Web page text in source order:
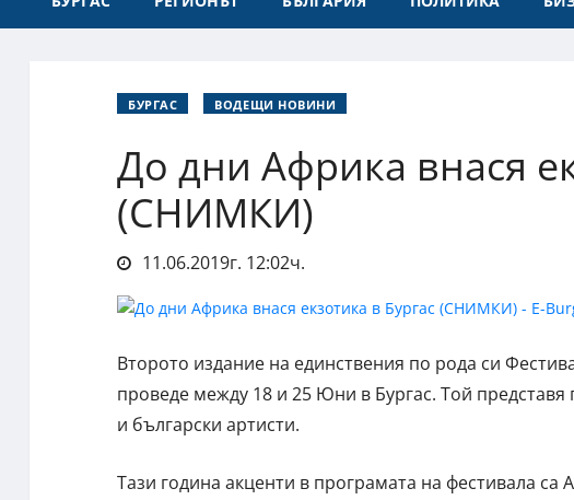
БУРГАС ВОДЕЩИ НОВИНИ
До дни Африка внася
(СНИМКИ)
11.06.2019г. 12:02ч.
Второто издание на единствения по рода си
проведе между 18 и 25 Юни в Бургас. Той
и български артисти.
Тази година акценти в програмата на фестивала